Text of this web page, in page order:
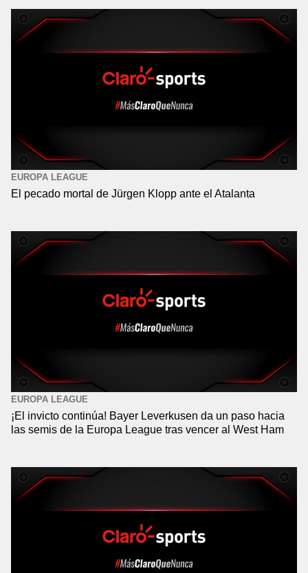
EUROPA LEAGUE
El pecado mortal de Jürgen Klopp ante el Atalanta
EUROPA LEAGUE
¡El invicto continúa! Bayer Leverkusen da un paso hacia
las semis de la Europa League tras vencer al West Ham